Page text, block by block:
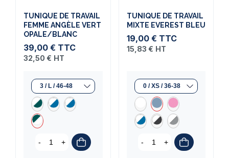
TUNIQUE DE TRAVAIL
FEMME ANGÈLE VERT
OPALE/BLANC
39,00 € TTC
32,50 € HT
- +
TUNIQUE DE TRAVAIL
MIXTE EVEREST BLEU
19,00 € TTC
15,83 € HT
- +